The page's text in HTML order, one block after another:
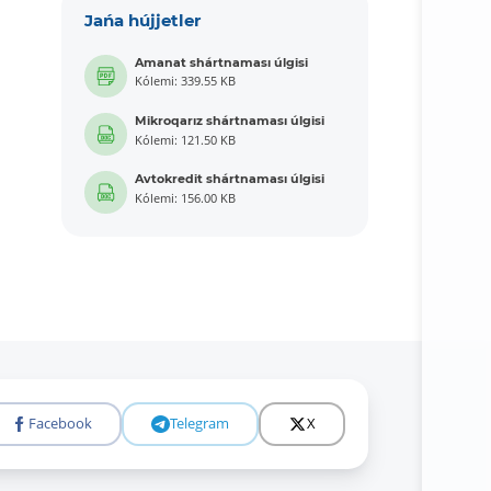
Jańa hújjetler
Amanat shártnaması úlgisi
Kólemi: 339.55 KB
Mikroqarız shártnaması úlgisi
Kólemi: 121.50 KB
Avtokredit shártnaması úlgisi
Kólemi: 156.00 KB
Facebook Telegram X